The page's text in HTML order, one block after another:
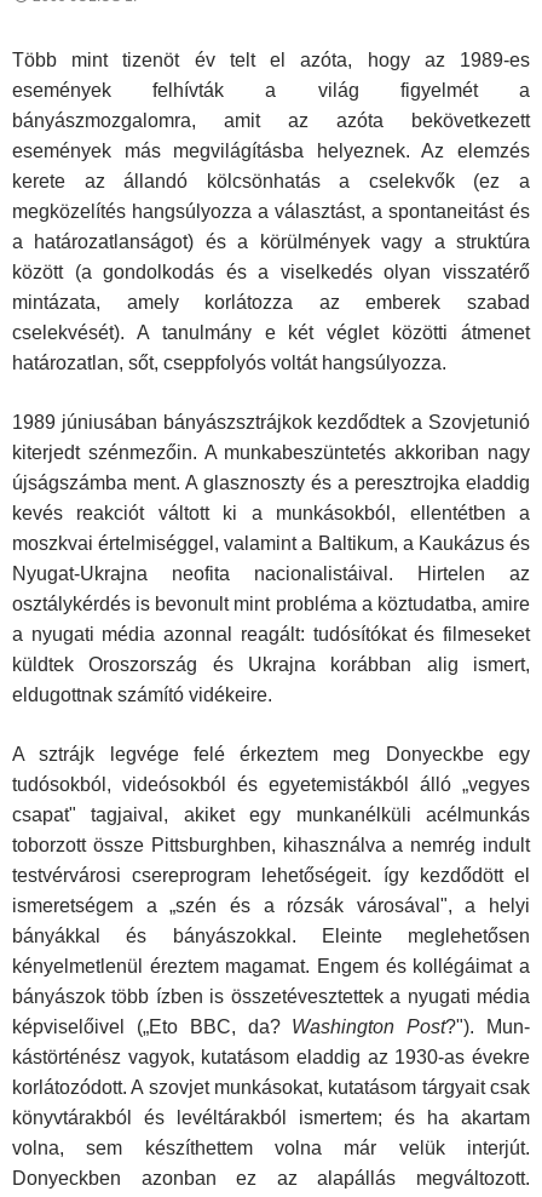
Több mint tizenöt év telt el azóta, hogy az 1989-es
események felhívták a világ figyelmét a
bányászmozgalomra, amit az azóta bekövetkezett
események más megvilágításba helyeznek. Az elemzés
kerete az állandó kölcsönhatás a cselekvők (ez a
megközelítés hangsúlyozza a választást, a spontaneitást és
a határozatlanságot) és a körülmények vagy a struktúra
között (a gondolkodás és a viselkedés olyan visszatérő
mintázata, amely korlátozza az emberek szabad
cselekvését). A tanulmány e két véglet közötti átmenet
határozatlan, sőt, cseppfolyós voltát hangsúlyozza.
1989 júniusában bányászsztrájkok kezdődtek a Szovjetunió
kiterjedt szénmezőin. A munkabeszüntetés akkoriban nagy
újságszámba ment. A glasznoszty és a peresztrojka eladdig
kevés reakciót váltott ki a mun­kásokból, ellentétben a
moszkvai értelmiséggel, valamint a Baltikum, a Kaukázus és
Nyugat-Ukrajna neofita nacionalistáival. Hirtelen az
osztálykérdés is bevonult mint probléma a köztudatba, amire
a nyugati média azonnal reagált: tudósítókat és filmeseket
küldtek Oroszország és Ukrajna korábban alig ismert,
eldugottnak számító vidékeire.
A sztrájk legvége felé érkeztem meg Donyeckbe egy
tudósokból, vi­deósokból és egyetemistákból álló „vegyes
csapat" tagjaival, akiket egy munkanélküli acélmunkás
toborzott össze Pittsburghben, kihasználva a nemrég indult
testvérvárosi csereprogram lehetőségeit. így kezdődött el
ismeretségem a „szén és a rózsák városával", a helyi
bányákkal és bányászokkal. Eleinte meglehetősen
kényelmetlenül éreztem magamat. Engem és kollégáimat a
bányászok több ízben is összetévesztettek a nyugati média
képviselőivel („Eto BBC, da? Washington Post?"). Mun­
kástörténész vagyok, kutatásom eladdig az 1930-as évekre
korlátozódott. A szovjet munkásokat, kutatásom tárgyait csak
könyvtárakból és levéltá­rakból ismertem; és ha akartam
volna, sem készíthettem volna már velük interjút.
Donyeckben azonban ez az alapállás megváltozott.